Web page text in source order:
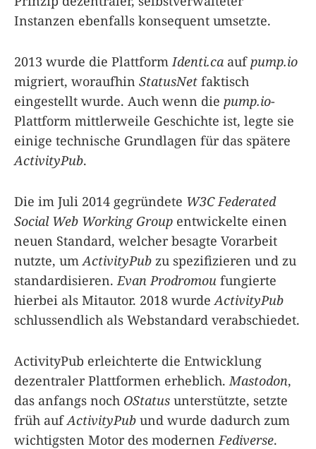
Instanzen ebenfalls konsequent umsetzte.
2013 wurde die Plattform Identi.ca auf pump.io
migriert, woraufhin StatusNet faktisch
eingestellt wurde. Auch wenn die pump.io-
Plattform mittlerweile Geschichte ist, legte sie
einige technische Grundlagen für das spätere
ActivityPub.
Die im Juli 2014 gegründete W3C Federated
Social Web Working Group entwickelte einen
neuen Standard, welcher besagte Vorarbeit
nutzte, um ActivityPub zu spezifizieren und zu
standardisieren. Evan Prodromou fungierte
hierbei als Mitautor. 2018 wurde ActivityPub
schlussendlich als Webstandard verabschiedet.
ActivityPub erleichterte die Entwicklung
dezentraler Plattformen erheblich. Mastodon,
das anfangs noch OStatus unterstützte, setzte
früh aufActivityPub und wurde dadurch zum
wichtigsten Motor des modernen Fediverse.